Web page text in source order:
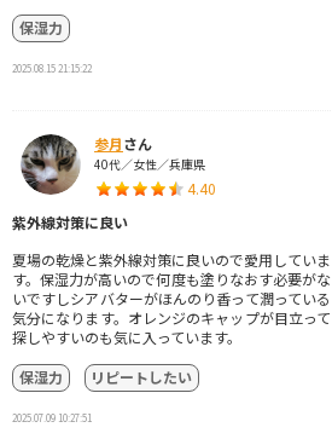
保湿力
2025.08.15 21:15:22
参月さん
40代／女性／兵庫県
4.40
紫外線対策に良い
夏場の乾燥と紫外線対策に良いので愛用していま
す。保湿力が高いので何度も塗りなおす必要がな
いですしシアバターがほんのり香って潤っている
気分になります。オレンジのキャップが目立って
探しやすいのも気に入っています。
保湿力
リピートしたい
2025.07.09 10:27:51